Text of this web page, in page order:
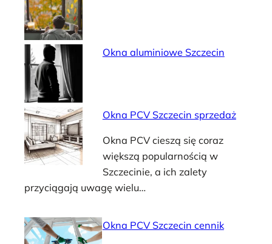
Okna aluminiowe Szczecin
Okna PCV Szczecin sprzedaż
Okna PCV cieszą się coraz
większą popularnością w
Szczecinie, a ich zalety
przyciągają uwagę wielu…
Okna PCV Szczecin cennik